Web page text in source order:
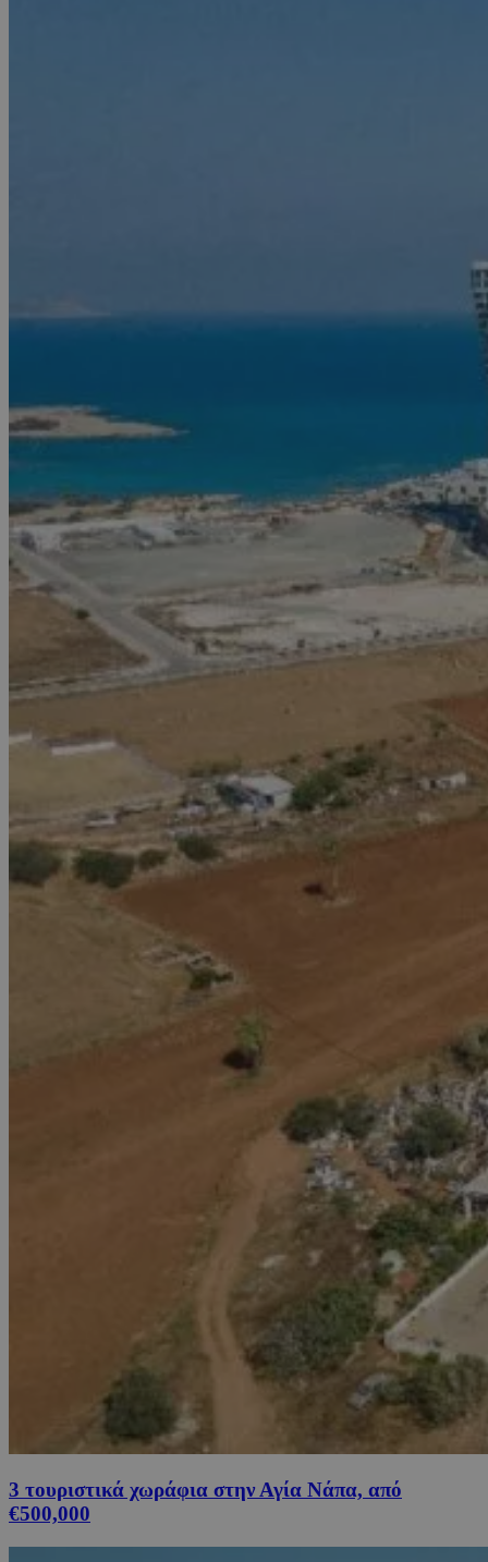
3 τουριστικά χωράφια στην Αγία Νάπα, από
€500,000